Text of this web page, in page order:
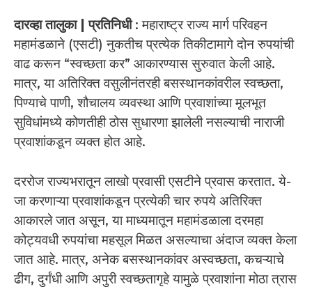
दारव्हा तालुका | प्रतिनिधी: महाराष्ट्र राज्य मार्ग परिवहन
महामंडळाने (एसटी) नुकतीच प्रत्येक तिकीटामागे दोन रुपयांची
वाढ करून “स्वच्छता कर” आकारण्यास सुरुवात केली आहे.
मात्र, या अतिरिक्त वसुलीनंतरही बसस्थानकांवरील स्वच्छता,
पिण्याचे पाणी, शौचालय व्यवस्था आणि प्रवाशांच्या मूलभूत
सुविधांमध्ये कोणतीही ठोस सुधारणा झालेली नसल्याची नाराजी
प्रवाशांकडून व्यक्त होत आहे.
दररोज राज्यभरातून लाखो प्रवासी एसटीने प्रवास करतात. ये-
जा करणाऱ्या प्रवाशांकडून प्रत्येकी चार रुपये अतिरिक्त
आकारले जात असून, या माध्यमातून महामंडळाला दरमहा
कोट्यवधी रुपयांचा महसूल मिळत असल्याचा अंदाज व्यक्त केला
जात आहे. मात्र, अनेक बसस्थानकांवर अस्वच्छता, कचऱ्याचे
ढीग, दुर्गंधी आणि अपुरी स्वच्छतागृहे यामुळे प्रवाशांना मोठा त्रास